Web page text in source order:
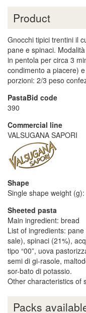
Product
Gnocchi tipici trentini il
pane e spinaci.
in pentola per circa 3
condimento a piacere)
porzioni: 2/3 peso
PastaBid code
390
Commercial line
VALSUGANA SAPORI
Shape
Single shape weight (g):
Sheeted pasta
Main ingredient: bread
List of ingredients:
sale), spinaci (21%),
tipo “00”, uova
semi di gi-rasole,
sor-bato di potassio.
Other characteristics of
Packs